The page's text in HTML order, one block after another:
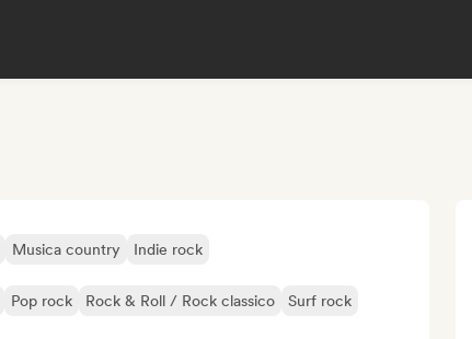
Musica country Indie rock
Pop rock Rock & Roll / Rock classico
Surf rock